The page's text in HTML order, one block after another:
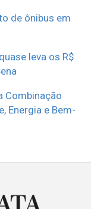
de ônibus em
leva os R$
Combinação
Energia e Bem-